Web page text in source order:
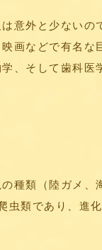
意外と少ないの
画などで有名な
、そして歯科医
種類（陸ガメ、
虫類であり、進